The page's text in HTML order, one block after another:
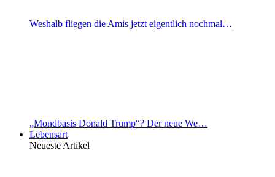
Weshalb fliegen die Amis jetzt eigentlich nochmal…
„Mondbasis Donald Trump“? Der neue We…
Lebensart
Neueste Artikel